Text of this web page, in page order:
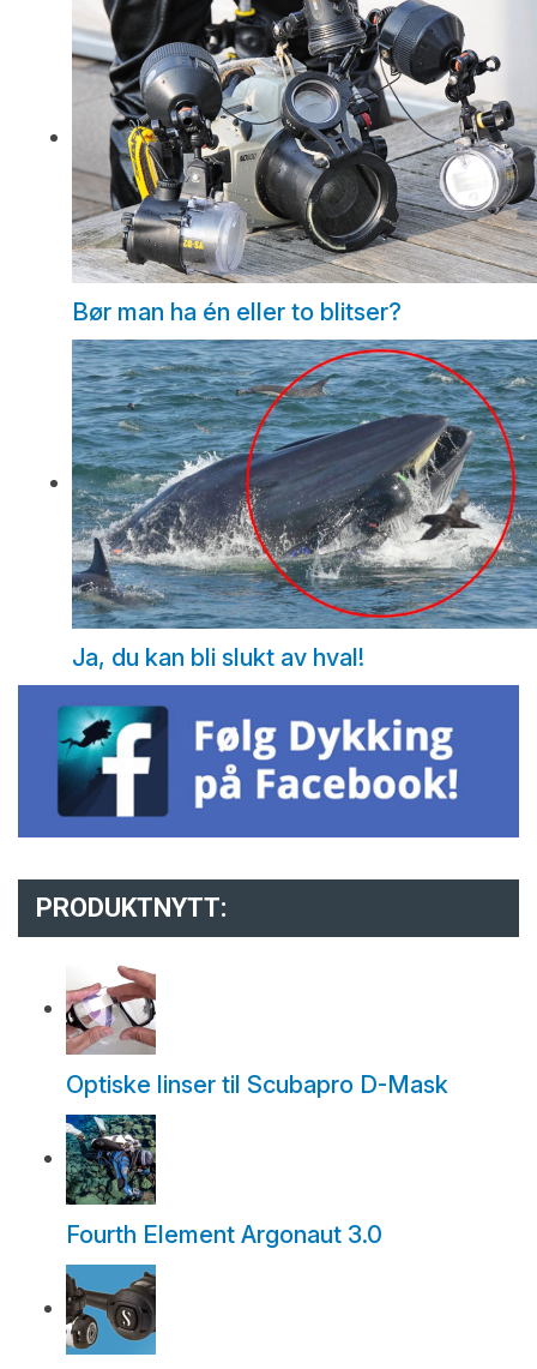
Bør man ha én eller to blitser?
Ja, du kan bli slukt av hval!
PRODUKTNYTT:
Optiske linser til Scubapro D-Mask
Fourth Element Argonaut 3.0